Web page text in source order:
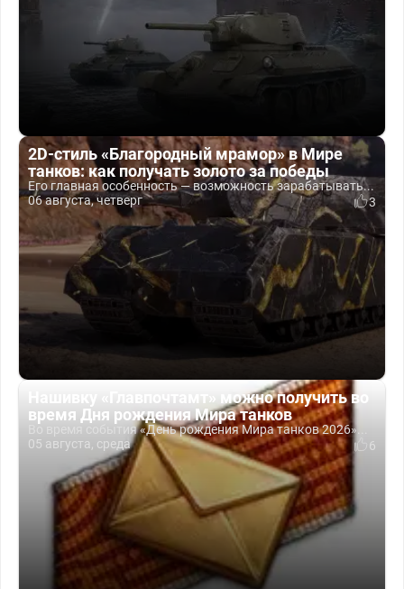
2D-стиль «Благородный мрамор» в Мире
танков: как получать золото за победы
Его главная особенность — возможность зарабатывать...
06 августа, четверг
3
Нашивку «Главпочтамт» можно получить во
время Дня рождения Мира танков
Во время события «День рождения Мира танков 2026»...
05 августа, среда
6